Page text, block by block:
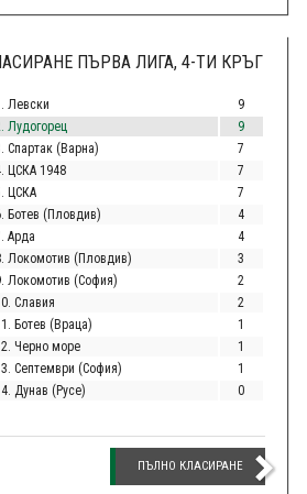
ПЪРВА ЛИГА, 4-ТИ КРЪГ
Левски
9
Лудогорец
9
Спартак (Варна)
7
ЦСКА 1948
7
ЦСКА
7
Ботев (Пловдив)
4
Арда
4
Локомотив (Пловдив)
3
Локомотив (София)
2
Славия
2
Ботев (Враца)
1
Черно море
1
Септември (София)
1
Дунав (Русе)
0
ПЪЛНО КЛАСИРАНЕ